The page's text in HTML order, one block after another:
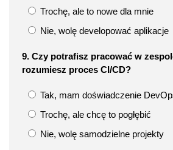
Trochę, ale to nowe dla mnie
Nie, wolę developować aplikacje
9. Czy potrafisz pracować w
rozumiesz proces CI/CD?
Tak, mam doświadczenie
Trochę, ale chcę to pogłębić
Nie, wolę samodzielne projekty